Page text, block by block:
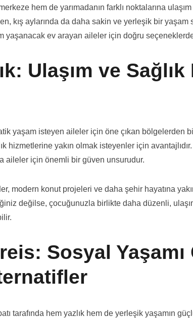
hem de yarımadanın farklı noktalarına ulaşım
kış aylarında da daha sakin ve yerleşik bir
yaşanacak ev arayan aileler için doğru
Ulaşım ve
yaşam isteyen aileler için öne çıkan bölgelerden
hizmetlerine yakın olmak isteyenler için
aileler için önemli bir güven unsurudur.
modern konut projeleri ve daha şehir hayatına
değilse, çocuğunuzla birlikte daha düzenli,
Sosyal Yaşamı
tarafında hem yazlık hem de yerleşik yaşamın